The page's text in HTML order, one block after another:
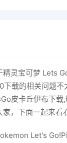
灵宝可梦 Lets
载的相关问题
皮卡丘伊布下
，下面一起来看
Let's